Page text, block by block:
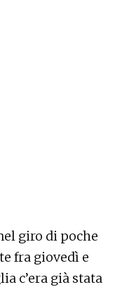
giro di poche
fra giovedì e
c’era già stata